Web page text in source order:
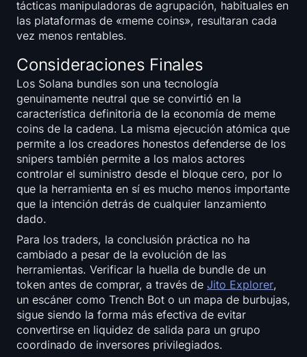
tácticas manipuladoras de agrupación, habituales en
las plataformas de «meme coins», resultaran cada
vez menos rentables.
Consideraciones Finales
Los Solana bundles son una tecnología
genuinamente neutral que se convirtió en la
característica definitoria de la economía de meme
coins de la cadena. La misma ejecución atómica que
permite a los creadores honestos defenderse de los
snipers también permite a los malos actores
controlar el suministro desde el bloque cero, por lo
que la herramienta en sí es mucho menos importante
que la intención detrás de cualquier lanzamiento
dado.
Para los traders, la conclusión práctica no ha
cambiado a pesar de la evolución de las
herramientas. Verificar la huella de bundle de un
token antes de comprar, a través de Jito Explorer,
un escáner como Trench Bot o un mapa de burbujas,
sigue siendo la forma más efectiva de evitar
convertirse en liquidez de salida para un grupo
coordinado de inversores privilegiados.